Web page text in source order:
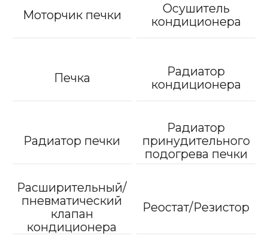
Моторчик печки
Осушитель
кондиционера
Печка
Радиатор
кондиционера
Радиатор печки
Радиатор
принудительного
подогрева печки
Расширительный/
пневматический
клапан
кондиционера
Реостат/Резистор